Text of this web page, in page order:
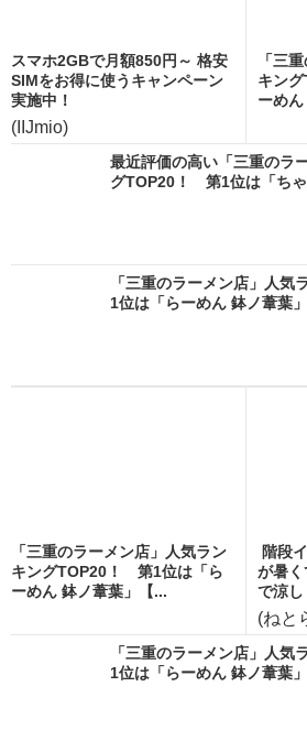
スマホ2GBで月額850円～ 格安
SIMをお得に使うキャンペーン
実施中！
(IIJmio)
「三
キン
ーめ
最近評価の高い「三重のラ
グTOP20！ 第1位は「ち
「三重のラーメン店」人
1位は「らーめん 鉢ノ葦葉
「三重のラーメン店」人気ラン
キングTOP20！ 第1位は「ら
ーめん 鉢ノ葦葉」【...
階段
が暑
で涼し
(ねと
「三重のラーメン店」人
1位は「らーめん 鉢ノ葦葉